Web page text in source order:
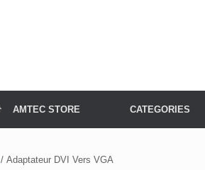
AMTEC STORE CATEGORIES
/ Adaptateur DVI Vers VGA